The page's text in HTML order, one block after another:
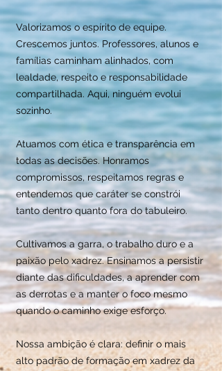
Valorizamos o espírito de equipe.
Crescemos juntos. Professores, alunos e
famílias caminham alinhados, com
lealdade, respeito e responsabilidade
compartilhada. Aqui, ninguém evolui
sozinho.
Atuamos com ética e transparência em
todas as decisões. Honramos
compromissos, respeitamos regras e
entendemos que caráter se constrói
tanto dentro quanto fora do tabuleiro.
Cultivamos a garra, o trabalho duro e a
paixão pelo xadrez. Ensinamos a persistir
diante das dificuldades, a aprender com
as derrotas e a manter o foco mesmo
quando o caminho exige esforço.
Nossa ambição é clara: definir o mais
alto padrão de formação em xadrez da